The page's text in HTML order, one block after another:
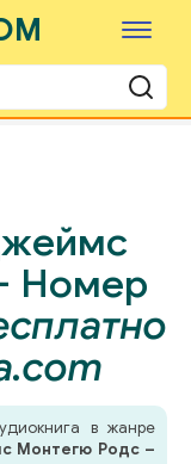
Номер
в жанре
Монтегю Родс –